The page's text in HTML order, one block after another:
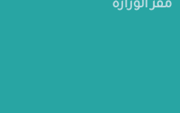
مقر الوزارة